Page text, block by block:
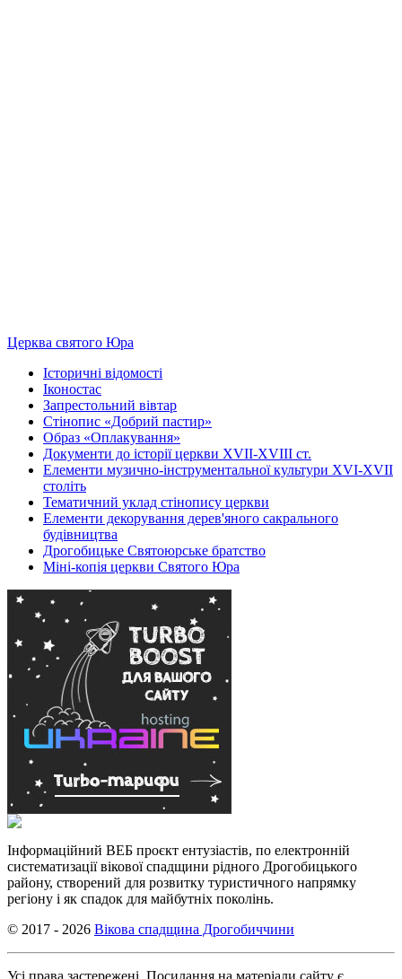
Церква святого Юра
Історичні відомості
Іконостас
Запрестольний вівтар
Стінопис «Добрий пастир»
Образ «Оплакування»
Документи до історії церкви XVII-XVIII ст.
Елементи музично-інструментальної культури XVI-XVII
століть
Тематичний уклад стінопису церкви
Елементи декорування дерев'яного сакрального
будівництва
Дрогобицьке Святоюрське братство
Міні-копія церкви Святого Юра
Інформаційний ВЕБ проєкт ентузіастів, по електронній
систематизації вікової спадщини рідного Дрогобицького
району, створений для розвитку туристичного напрямку
регіону і як спадок для майбутніх поколінь.
© 2017 - 2026 Вікова спадщина Дрогобиччини
Усі права застережені. Посилання на матеріали сайту є